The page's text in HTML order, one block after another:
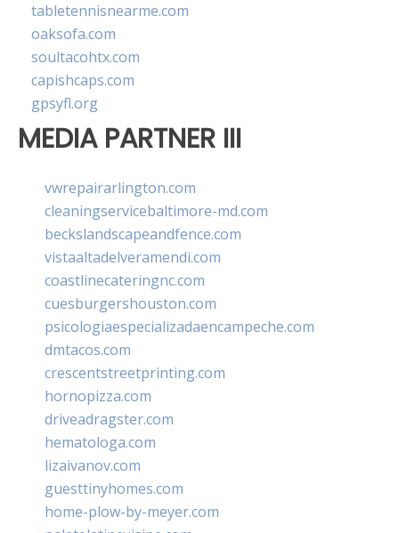
tabletennisnearme.com
oaksofa.com
soultacohtx.com
capishcaps.com
gpsyfl.org
MEDIA PARTNER III
vwrepairarlington.com
cleaningservicebaltimore-md.com
beckslandscapeandfence.com
vistaaltadelveramendi.com
coastlinecateringnc.com
cuesburgershouston.com
psicologiaespecializadaencampeche.com
dmtacos.com
crescentstreetprinting.com
hornopizza.com
driveadragster.com
hematologa.com
lizaivanov.com
guesttinyhomes.com
home-plow-by-meyer.com